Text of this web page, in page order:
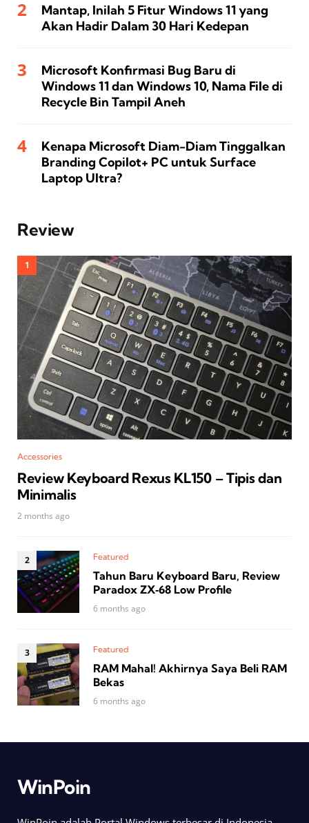
Mantap, Inilah 5 Fitur Windows 11 yang
Akan Hadir Dalam 30 Hari Kedepan
Microsoft Konfirmasi Bug Baru di
Windows 11 dan Windows 10, Nama File di
Recycle Bin Tampil Aneh
Kenapa Microsoft Diam-Diam Tinggalkan
Branding Copilot+ PC untuk Surface
Laptop Ultra?
Review
Accessories
Review Keyboard Rexus KL150 – Tipis dan
Minimalis
2 months ago
Featured
Tahun Baru Keyboard Baru, Review
Paradox ZX‑68 Low Profile
6 months ago
Featured
RAM Mahal! Akhirnya Saya Beli RAM
Bekas
6 months ago
WinPoin